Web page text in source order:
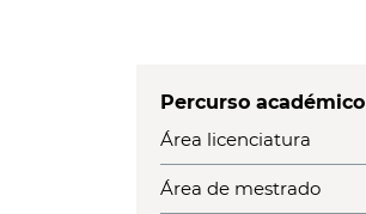
Percurso académico
Área licenciatura
Área de mestrado